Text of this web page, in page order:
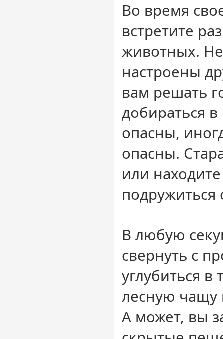
Во время
встретите
животных.
настроены
вам решать
добираться
опасны,
опасны.
или
подружиться
В любую
свернуть с
углубиться в
лесную чащу
А может, вы